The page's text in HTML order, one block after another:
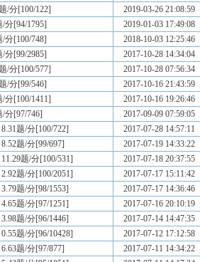
/分[100/122]
2019-03-26 21:08:59
/分[94/1795]
2019-01-03 17:49:08
/分[100/748]
2018-10-03 12:25:46
/分[99/2985]
2017-10-28 14:34:04
/分[100/577]
2017-10-28 07:56:34
/分[99/546]
2017-10-16 21:43:59
/分[100/1411]
2017-10-16 19:26:46
/分[97/746]
2017-09-09 07:59:05
8.31题/分[100/722]
2017-07-28 14:57:11
8.52题/分[99/697]
2017-07-19 14:33:22
11.29题/分[100/531]
2017-07-18 20:37:55
2.92题/分[100/2051]
2017-07-17 15:11:42
3.79题/分[98/1553]
2017-07-17 14:36:46
4.65题/分[97/1251]
2017-07-16 20:10:19
3.98题/分[96/1446]
2017-07-14 14:47:35
0.55题/分[96/10428]
2017-07-12 17:12:58
6.63题/分[97/877]
2017-07-11 14:34:22